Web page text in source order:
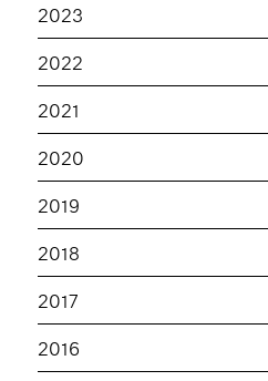
2023
2022
2021
2020
2019
2018
2017
2016